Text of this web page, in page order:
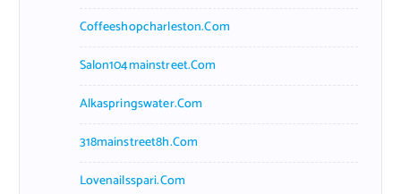
Coffeeshopcharleston.com
Salon104mainstreet.com
Alkaspringswater.com
318mainstreet8h.com
Lovenailsspari.com